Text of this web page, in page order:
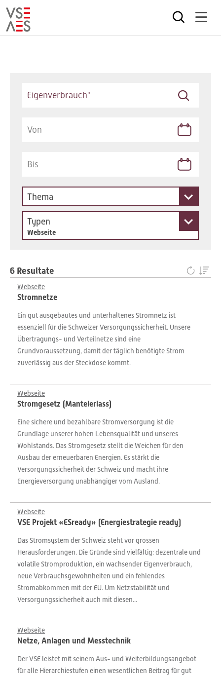
Thema
Typen
Webseite
6 Resultate
Webseite
Stromnetze
Ein gut ausgebautes und unterhaltenes Stromnetz ist
essenziell für die Schweizer Versorgungssicherheit. Unsere
Übertragungs- und Verteilnetze sind eine
Grundvoraussetzung, damit der täglich benötigte Strom
zuverlässig aus der Steckdose kommt.
Webseite
Stromgesetz (Mantelerlass)
Eine sichere und bezahlbare Stromversorgung ist die
Grundlage unserer hohen Lebensqualität und unseres
Wohlstands. Das Stromgesetz stellt die Weichen für den
Ausbau der erneuerbaren Energien. Es stärkt die
Versorgungssicherheit der Schweiz und macht ihre
Energieversorgung unabhängiger vom Ausland.
Webseite
VSE Projekt «ESready» (Energiestrategie ready)
Das Stromsystem der Schweiz steht vor grossen
Herausforderungen. Die Gründe sind vielfältig: dezentrale und
volatile Stromproduktion, ein wachsender Eigenverbrauch,
neue Verbrauchsgewohnheiten und ein fehlendes
Stromabkommen mit der EU. Um Netzstabilität und
Versorgungssicherheit auch mit diesen...
Webseite
Netze, Anlagen und Messtechnik
Der VSE leistet mit seinem Aus- und Weiterbildungsangebot
für alle Hierarchiestufen einen wesentlichen Beitrag für gut